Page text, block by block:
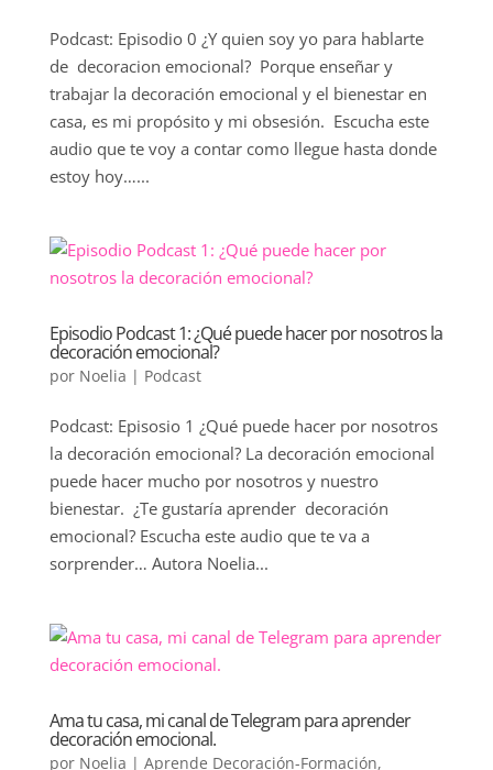
Podcast: Episodio 0 ¿Y quien soy yo para hablarte
de decoracion emocional? Porque enseñar y
trabajar la decoración emocional y el bienestar en
casa, es mi propósito y mi obsesión. Escucha este
audio que te voy a contar como llegue hasta donde
estoy hoy…...
Episodio Podcast 1: ¿Qué puede hacer por nosotros la
decoración emocional?
por Noelia | Podcast
Podcast: Episosio 1 ¿Qué puede hacer por nosotros
la decoración emocional? La decoración emocional
puede hacer mucho por nosotros y nuestro
bienestar. ¿Te gustaría aprender decoración
emocional? Escucha este audio que te va a
sorprender… Autora Noelia...
Ama tu casa, mi canal de Telegram para aprender
decoración emocional.
por Noelia | Aprende Decoración-Formación,